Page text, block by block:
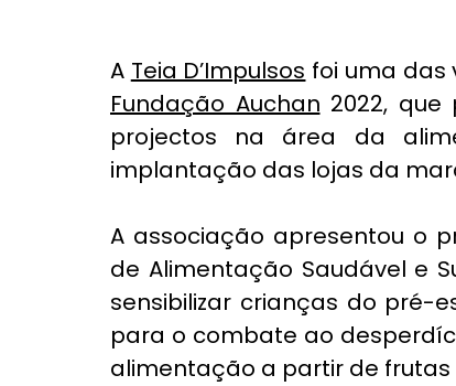
A Teia D’Impulsos
Fundação Auchan 2022,
projectos na área da
implantação das lojas da
A associação apresentou o
de Alimentação Saudável e
sensibilizar crianças do pré-
para o combate ao
alimentação a partir de